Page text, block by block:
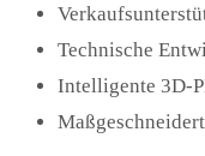
Technische
Intelligente 3D-